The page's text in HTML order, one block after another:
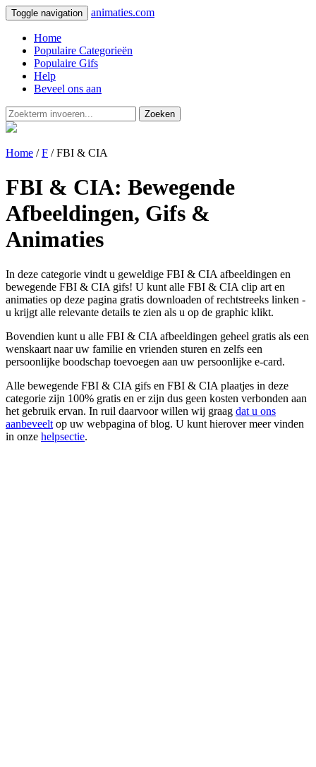
Toggle navigation animaties.com
Home
Populaire Categorieën
Populaire Gifs
Help
Beveel ons aan
Zoeken
Home /F / FBI & CIA
FBI & CIA: Bewegende
Afbeeldingen, Gifs &
Animaties
In deze categorie vindt u geweldige FBI & CIA afbeeldingen en
bewegende FBI & CIA gifs! U kunt alle FBI & CIA clip art en
animaties op deze pagina gratis downloaden of rechtstreeks linken -
u krijgt alle relevante details te zien als u op de graphic klikt.
Bovendien kunt u alle FBI & CIA afbeeldingen geheel gratis als een
wenskaart naar uw familie en vrienden sturen en zelfs een
persoonlijke boodschap toevoegen aan uw persoonlijke e-card.
Alle bewegende FBI & CIA gifs en FBI & CIA plaatjes in deze
categorie zijn 100% gratis en er zijn dus geen kosten verbonden aan
het gebruik ervan. In ruil daarvoor willen wij graag dat u ons
aanbeveelt op uw webpagina of blog. U kunt hierover meer vinden
in onze helpsectie.